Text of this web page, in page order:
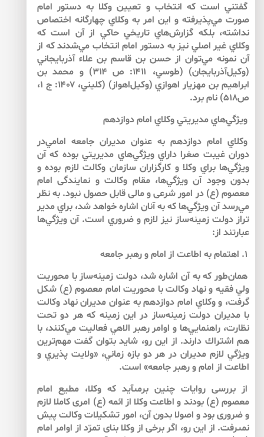
گفتني است كه انتخاب و تعيين وكلا به دستور امام
صورت مي‌پذيرفته و اين امر به وكلاي چهارگانه اختصاص
نداشته، بلكه گزارش‌هاي تاريخي حاكي از آن است كه
وكلاي غير اصلي نيز به دستور امام انتخاب مي‌شدند كه از
آن نمونه مي‌توان از حسن بن قاسم بن علاء آذربايجاني
(وكيل‌آذربايجان) (طوسي، ۱۴۱۱: ص ۳۱۴) و محمد بن
ابراهيم بن مهزيار اهوازي (وكيل‌اهواز) (كليني، ۱۴۰۷: ج ۱،
ص۵۱۸) نام برد.
ويژگي‌هاي مديريتي وكلاي امام دوازدهم
وكلاي امام دوازدهم به عنوان مديران جامعه امامي‌در
دوران غيبت صغرا داراي ويژگي‌هاي مديريتي بوده كه آن
ويژگي‌ها براي وكلا و كارگزاران سازمان وكالت لازم بوده و
بدون وجود آن ويژگي‌ها، مقام وكالت و نمايندگى امام
معصوم (ع) در امور شرعى و مالى قابل حصول نبود. به نظر
مي‌رسد آن ويژگي‌ها كه به آنان اشاره خواهد شد، براي مدير
تراز دولت زمينه‌ساز نيز لازم و ضروري است. آن ويژگي‌ها
عبارتند از:
۱. اهتمام به اطاعت از امام و رهبر جامعه
همان‌طور كه به آن اشاره شد، دولت زمينه‌ساز با محوريت
ولي فقيه و نهاد وكالت با محوريت امام معصوم (ع) شكل
گرفت، و وكلاي امام دوازدهم به عنوان مديران نهاد وكالت
با مديران دولت زمينه‌ساز در اين زمينه كه هر دو تحت
نظارت، راهنمايي‌ها و اوامر رهبر الاهي فعاليت مي‌كنند، با
هم اشتراك دارند. از اين رو، شايد بتوان گفت مهم‌ترين
ويژگي لازم مديران در هر دو بازه زماني، «ولايت پذيري و
اطاعت از امام و رهبر جامعه» است.
از بررسى روايات چنين برمى‏آيد كه وكلا، مطيع امام
معصوم (ع) بودند و اطاعت وكلا از ائمه (ع) امرى كاملا لازم
و ضرورى بود و اصولا بدون آن، امور تشكيلات وكالت پيش
نمى‏رفت. از اين رو، اگر برخى از وكلا بناى تمرّد از اوامر امام